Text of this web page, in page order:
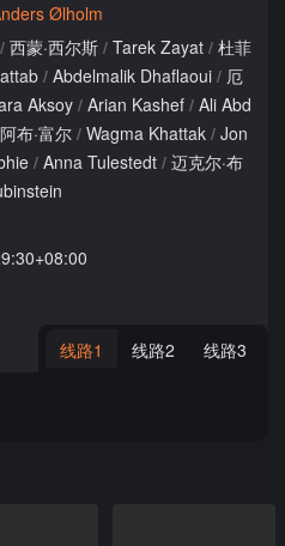
Ølholm
/ 西蒙·西尔斯 / Tarek Zayat / 杜菲
/ Abdelmalik Dhaflaoui / 厄
Aksoy / Arian Kashef / Ali Abd
布·富尔 / Wagma Khattak / Jon
/ Anna Tulestedt / 迈克尔·布
线路1 线路2 线路3